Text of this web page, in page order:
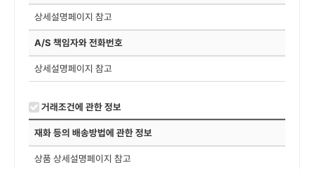
상세설명페이지 참고
A/S 책임자와 전화번호
상세설명페이지 참고
거래조건에 관한 정보
재화 등의 배송방법에 관한 정보
상품 상세설명페이지 참고